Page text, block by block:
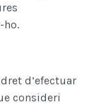
ho.
dret d’efectuar
consideri